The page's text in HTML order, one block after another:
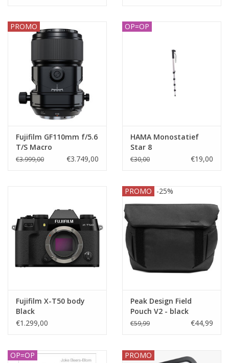
PROMO
Fujifilm GF110mm f/5.6
T/S Macro
€3.999,00 €3.749,00
OP=OP
HAMA Monostatief
Star 8
€30,00 €19,00
Fujifilm X-T50 body
Black
€1.299,00
PROMO -25%
Peak Design Field
Pouch V2 - black
€59,99 €44,99
OP=OP PROMO